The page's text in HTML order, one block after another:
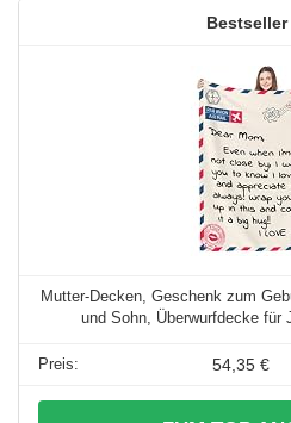
Mutter-Decken, Geschenk zum
und Sohn, Überwurfdecke für
54,35 €